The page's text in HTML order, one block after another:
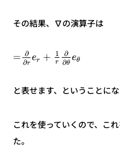
その結果、∇の演算子は
= ∂
∂r
er + 1
r
∂
∂θ
eθ
と表せます、ということにな
これを使っていくので、こ
た。